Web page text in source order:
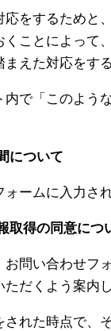
応をするためと
くことによって
えた対応をす
内で「このよう
について
ームに入力さ
取得の同意につ
お問い合わせフ
だくよう案内
された時点で、